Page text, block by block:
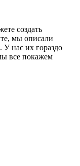
создать
мы описали
нас их гораздо
все покажем